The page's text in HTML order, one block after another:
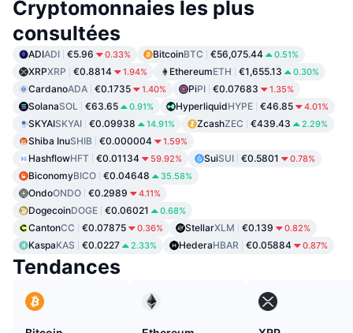
Cryptomonnaies les plus
consultées
ADIADI €5.96 0.33% BitcoinBTC €56,075.44 0.51%
XRPXRP €0.8814 1.94% EthereumETH €1,655.13 0.30%
CardanoADA €0.1735 1.40% PiPI €0.07683 1.35%
SolanaSOL €63.65 0.91% HyperliquidHYPE €46.85 4.01%
SKYAISKYAI €0.09938 14.91% ZcashZEC €439.43 2.29%
Shiba InuSHIB €0.000004 1.59%
HashflowHFT €0.01134 59.92% SuiSUI €0.5801 0.78%
BiconomyBICO €0.04648 35.58%
OndoONDO €0.2989 4.11%
DogecoinDOGE €0.06021 0.68%
CantonCC €0.07875 0.36% StellarXLM €0.139 0.82%
KaspaKAS €0.0227 2.33% HederaHBAR €0.05884 0.87%
Tendances